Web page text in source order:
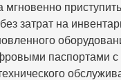
мгновенно
затрат на
паспортами с